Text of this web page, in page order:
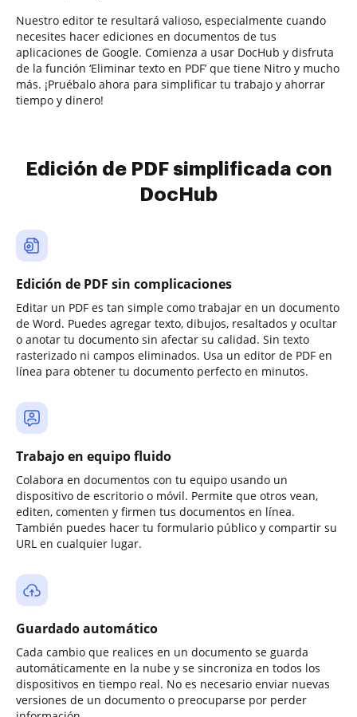
Nuestro editor te resultará valioso, especialmente cuando
necesites hacer ediciones en documentos de tus
aplicaciones de Google. Comienza a usar DocHub y disfruta
de la función ‘Eliminar texto en PDF’ que tiene Nitro y mucho
más. ¡Pruébalo ahora para simplificar tu trabajo y ahorrar
tiempo y dinero!
Edición de PDF simplificada con
DocHub
Edición de PDF sin complicaciones
Editar un PDF es tan simple como trabajar en un documento
de Word. Puedes agregar texto, dibujos, resaltados y ocultar
o anotar tu documento sin afectar su calidad. Sin texto
rasterizado ni campos eliminados. Usa un editor de PDF en
línea para obtener tu documento perfecto en minutos.
Trabajo en equipo fluido
Colabora en documentos con tu equipo usando un
dispositivo de escritorio o móvil. Permite que otros vean,
editen, comenten y firmen tus documentos en línea.
También puedes hacer tu formulario público y compartir su
URL en cualquier lugar.
Guardado automático
Cada cambio que realices en un documento se guarda
automáticamente en la nube y se sincroniza en todos los
dispositivos en tiempo real. No es necesario enviar nuevas
versiones de un documento o preocuparse por perder